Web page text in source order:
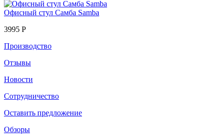
Офисный стул Самба Samba
3995 Р
Производство
Отзывы
Новости
Сотрудничество
Оставить предложение
Обзоры